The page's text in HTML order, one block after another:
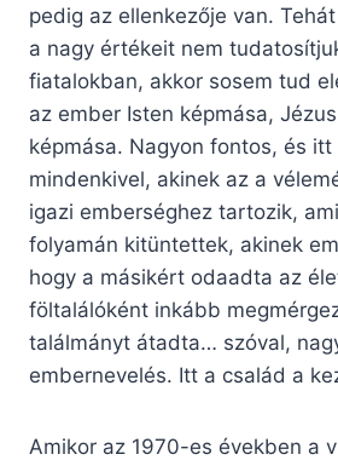
pedig az ellenkezője van.
a nagy értékeit nem
fiatalokban, akkor sosem tud
az ember Isten képmása,
képmása. Nagyon fontos, és
mindenkivel, akinek az a
igazi emberséghez tartozik,
folyamán kitüntettek, akinek
hogy a másikért odaadta az
föltalálóként inkább
találmányt átadta… szóval,
embernevelés. Itt a család a
Amikor az 1970-es években a